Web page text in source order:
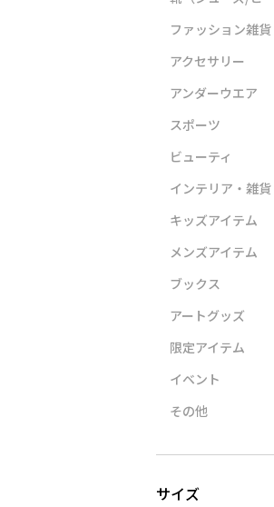
アリーシアーZIPブルゾ
¥30,800
A
ファッション雑貨
アクセサリー
アンダーウエア
スポーツ
ビューティ
インテリア・雑貨
キッズアイテム
メンズアイテム
ブックス
アートグッズ
限定アイテム
イベント
その他